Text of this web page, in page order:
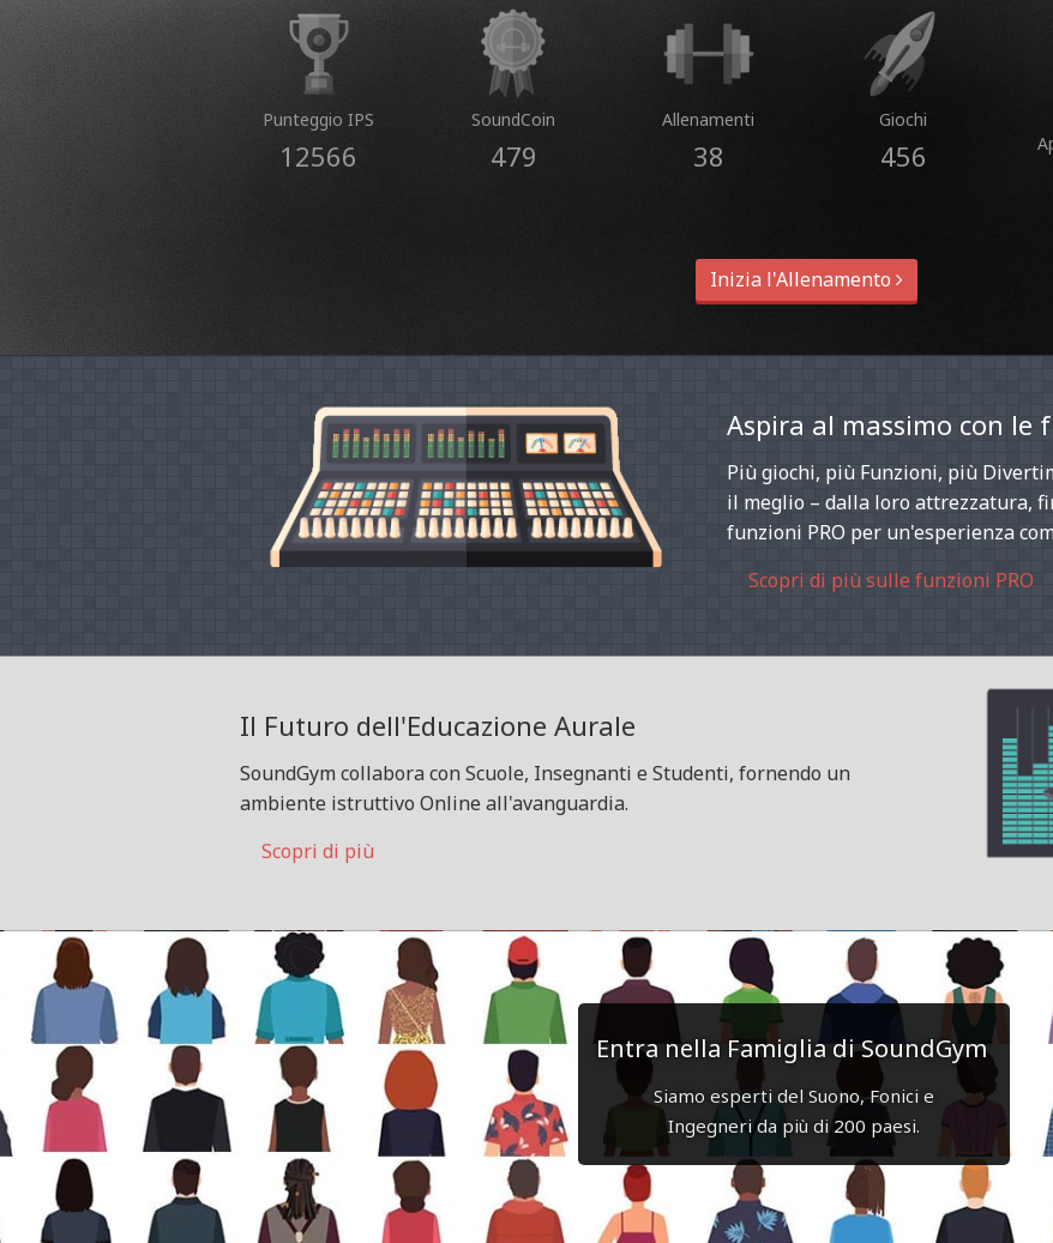
Punteggio IPS
12566
SoundCoin
479
Allenamenti
38
Giochi
456
Inizia l'Allenamento
Aspira al massimo con le
Più giochi, più Funzioni, più
il meglio – dalla loro attrezzatura,
funzioni PRO per un'esperienza
Scopri di più sulle funzioni PRO
Il Futuro dell'Educazione Aurale
SoundGym collabora con Scuole, Insegnanti e Studenti, fornendo un
ambiente istruttivo Online all'avanguardia.
Scopri di più
Entra nella Famiglia di SoundGym
Siamo esperti del Suono, Fonici e
Ingegneri da più di 200 paesi.